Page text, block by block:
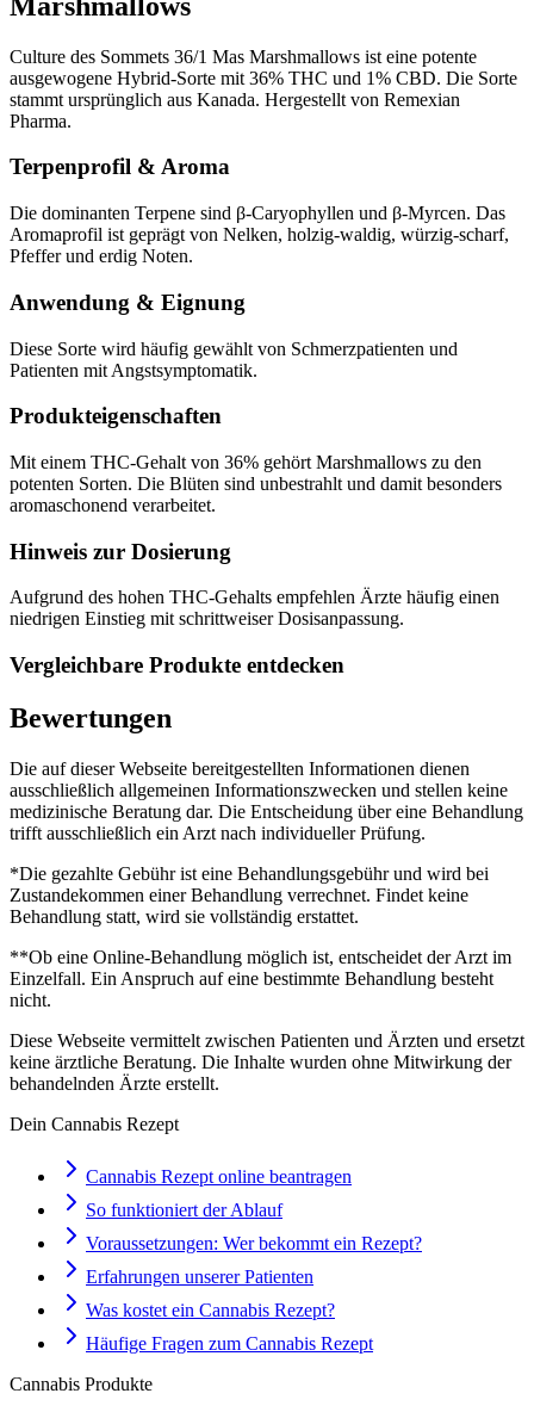
Culture des Sommets 36/1 Mas Marshmallows ist eine potente
ausgewogene Hybrid-Sorte mit 36% THC und 1% CBD. Die Sorte
stammt ursprünglich aus Kanada. Hergestellt von Remexian
Pharma.
Terpenprofil & Aroma
Die dominanten Terpene sind β-Caryophyllen und β-Myrcen. Das
Aromaprofil ist geprägt von Nelken, holzig-waldig, würzig-scharf,
Pfeffer und erdig Noten.
Anwendung & Eignung
Diese Sorte wird häufig gewählt von Schmerzpatienten und
Patienten mit Angstsymptomatik.
Produkteigenschaften
Mit einem THC-Gehalt von 36% gehört Marshmallows zu den
potenten Sorten. Die Blüten sind unbestrahlt und damit besonders
aromaschonend verarbeitet.
Hinweis zur Dosierung
Aufgrund des hohen THC-Gehalts empfehlen Ärzte häufig einen
niedrigen Einstieg mit schrittweiser Dosisanpassung.
Vergleichbare Produkte entdecken
Bewertungen
Die auf dieser Webseite bereitgestellten Informationen dienen
ausschließlich allgemeinen Informationszwecken und stellen keine
medizinische Beratung dar. Die Entscheidung über eine Behandlung
trifft ausschließlich ein Arzt nach individueller Prüfung.
*Die gezahlte Gebühr ist eine Behandlungsgebühr und wird bei
Zustandekommen einer Behandlung verrechnet. Findet keine
Behandlung statt, wird sie vollständig erstattet.
**Ob eine Online-Behandlung möglich ist, entscheidet der Arzt im
Einzelfall. Ein Anspruch auf eine bestimmte Behandlung besteht
nicht.
Diese Webseite vermittelt zwischen Patienten und Ärzten und ersetzt
keine ärztliche Beratung. Die Inhalte wurden ohne Mitwirkung der
behandelnden Ärzte erstellt.
Dein Cannabis Rezept
Cannabis Rezept online beantragen
So funktioniert der Ablauf
Voraussetzungen: Wer bekommt ein Rezept?
Erfahrungen unserer Patienten
Was kostet ein Cannabis Rezept?
Häufige Fragen zum Cannabis Rezept
Cannabis Produkte